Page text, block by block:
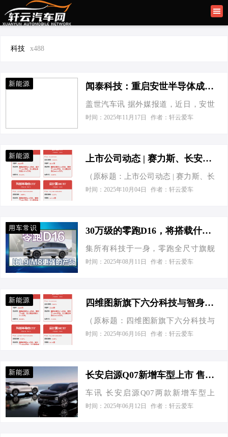
资讯
选车
科技 x488
新能源 闻泰科技：重启安世半导体成品出口，必须恢复张学政CEO职务
盖世汽车讯 据外媒报道，近日，安世
半导体母公司闻泰科技表示，任何重
免的前首席执行官张学政的职务，这
为解决谈判僵局设定了较高的门槛。
荷兰经济事务部在9月底以安世半导体
出现“严重治理缺陷的紧急信号”为由，
理层的请求，暂停了闻泰科技创始人
官职务。 图片来源：安世半导体 荷兰
法庭文件显示，张学政被罢免与其两
二，他与自己实际控制的一家公司签
时间：2025年11月17日 作者：轩云爱车
新能源 上市公司动态 | 赛力斯、长安汽车8月汽车产销增长，极米科技、佳都科技拟H股上市
（原标题：上市公司动态 | 赛力斯、长
安汽车8月汽车产销增长，极米科技、
月份产销快报，8月新能源汽车产量
43,069辆，同比19.38%，本年累计
264,631辆，同比减少6.78%。销售
43,262辆，同比增加19.57%，本年累
公布8月份产、销快报。本月生产
1,618,562辆，同比…
时间：2025年10月04日 作者：轩云爱车
用车常识 30万级的零跑D16，将搭载什么黑科技
集所有科技于一身，零跑全尺寸旗舰
SUV终于要来了！7月28日，零跑曹总
势必要一直打“亲民牌”的零跑，推出的
全尺寸旗舰SUV依旧要定价30万级，
那就说明这台车的重磅程度包括科技
含金量将非同一般。 虽然官方透露的
说了“D系列，就是要最高端的配置，
丸。 市面上的全尺寸旗舰 SUV 并不少
见：长安、长城、东风、深蓝、领
时间：2025年08月11日 作者：轩云爱车
新能源 四维图新旗下六分科技与智身科技联手，推动具身智能商业化落地
（原标题：四维图新旗下六分科技与
智身科技联手，推动具身智能商业化
协议。双方将围绕具身智能体“感知-决
策-执行”全链路技术升级展开深度协
同，共同推动具身智能在工业巡检、
应急救援、家庭服务等场景的商业化
时间：2025年06月16日 作者：轩云爱车
新能源 长安启源Q07新增车型上市 售12.98万元起
车讯 长安启源Q07两款新增车型上
市，分别为145尊耀型与145尊荣型，
时间：2025年06月12日 作者：轩云爱车